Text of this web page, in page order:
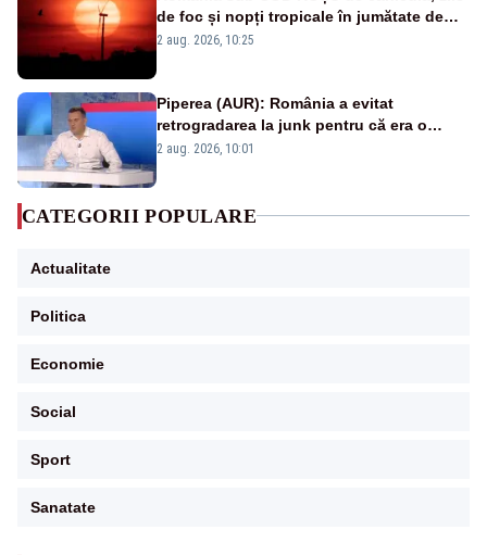
de foc și nopți tropicale în jumătate de
țară
2 aug. 2026, 10:25
Piperea (AUR): România a evitat
retrogradarea la junk pentru că era o
catastrofă pentru bănci și fondurile de
2 aug. 2026, 10:01
CATEGORII POPULARE
Actualitate
Politica
Economie
Social
Sport
Sanatate